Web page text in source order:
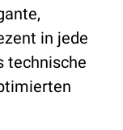
in jede
technische